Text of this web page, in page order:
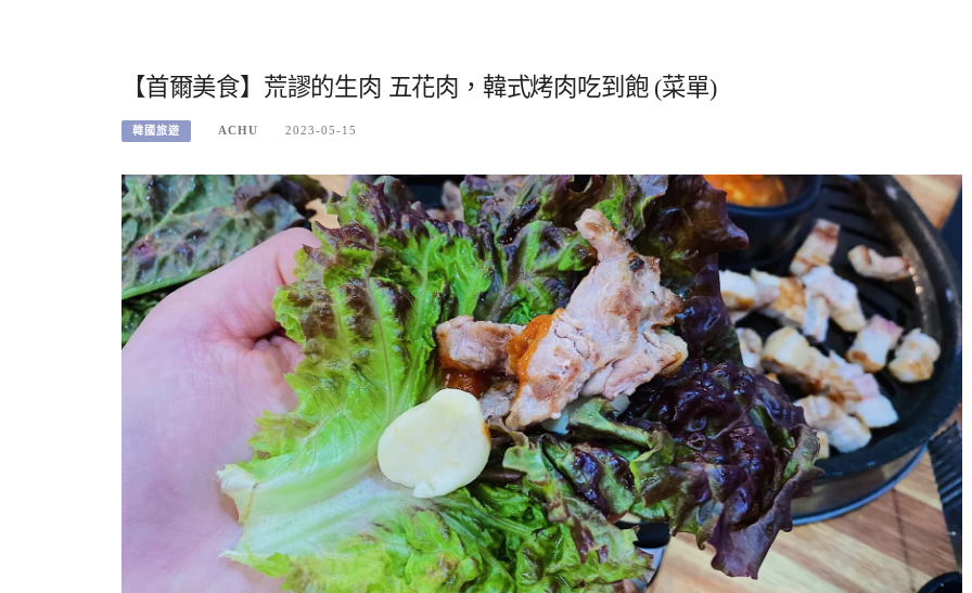
【首爾美食】荒謬的生肉 五花肉，韓式烤肉吃到飽 (菜單)
韓國旅遊 ACHU 2023-05-15